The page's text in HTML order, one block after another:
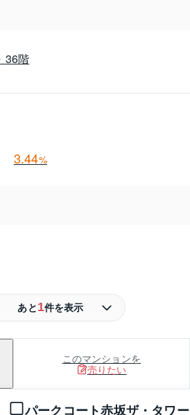
36階
3.44%
）
あと1件を表示
このマンションを
売りたい
パークコート赤坂ザ・タワー